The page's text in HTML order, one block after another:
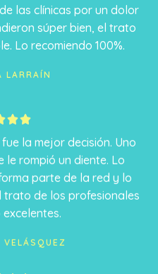
las clínicas por un dolor
súper bien, el trato
Lo recomiendo 100%.
LARRAÍN
 
/
5
la mejor decisión. Uno
le rompió un diente. Lo
parte de la red y lo
trato de los profesionales